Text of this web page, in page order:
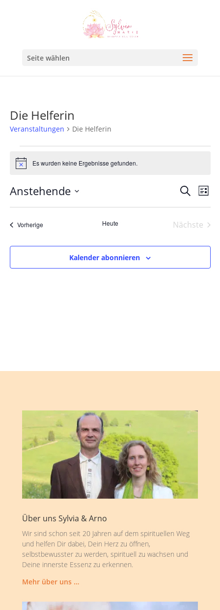
Seite wählen
Die Helferin
Veranstaltungen Die Helferin
HinweisEs wurden keine Ergebnisse gefunden.
Suche
und
SucheListe
Anstehende
Datum
wählen.
VorherigeVeranstaltungen Heute
Nächste
Kalender abonnieren
Über uns Sylvia & Arno
Wir sind schon seit 20 Jahren auf dem spirituellen Weg
und helfen Dir dabei, Dein Herz zu öffnen,
selbstbewusster zu werden, spirituell zu wachsen und
Deine innerste Essenz zu erkennen.
Mehr über uns …